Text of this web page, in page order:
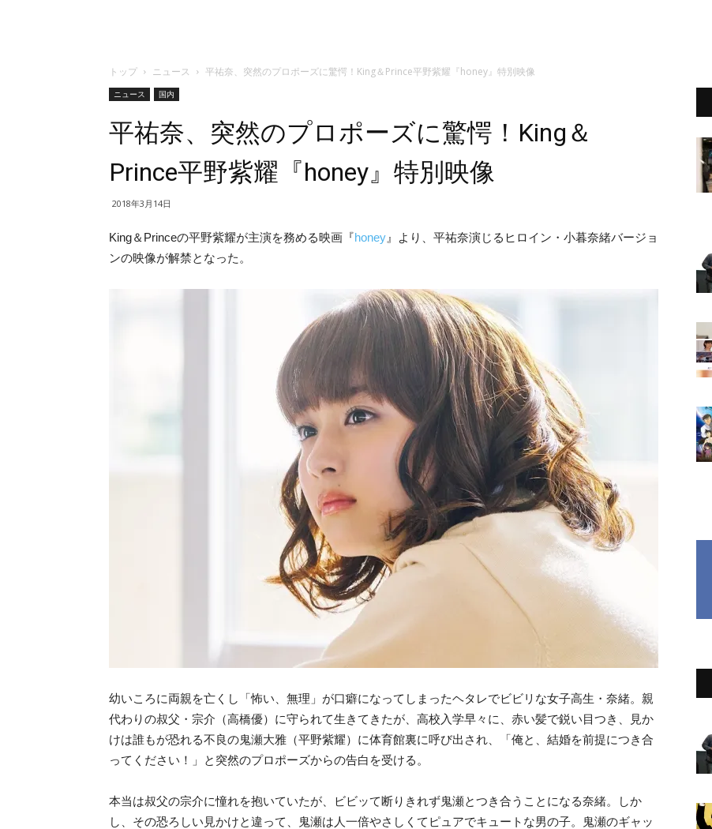
トップ ニュース 平祐奈、突然のプロポーズに驚愕！King＆Prince平野紫耀『honey』特別映像
ニュース 国内
平祐奈、突然のプロポーズに驚愕！King＆
Prince平野紫耀『honey』特別映像
2018年3月14日
King＆Princeの平野紫耀が主演を務める映画『honey 』より、平祐奈演じるヒロイン・小暮奈緒バージョ
ンの映像が解禁となった。
幼いころに両親を亡くし「怖い、無理」が口癖になってしまったヘタレでビビリな女子高生・奈緒。親
代わりの叔父・宗介（高橋優）に守られて生きてきたが、高校入学早々に、赤い髪で鋭い目つき、見か
けは誰もが恐れる不良の鬼瀬大雅（平野紫耀）に体育館裏に呼び出され、「俺と、結婚を前提につき合
ってください！」と突然のプロポーズからの告白を受ける。
本当は叔父の宗介に憧れを抱いていたが、ビビッて断りきれず鬼瀬とつき合うことになる奈緒。しか
し、その恐ろしい見かけと違って、鬼瀬は人一倍やさしくてピュアでキュートな男の子。鬼瀬のギャッ